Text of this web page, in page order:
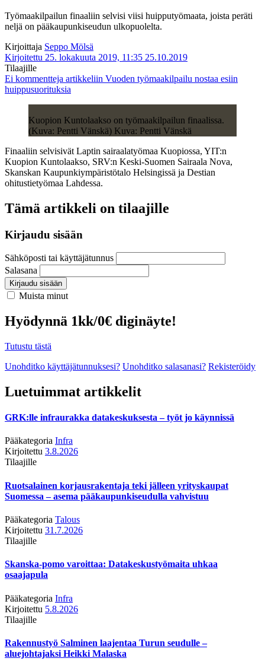
Työmaakilpailun finaaliin selvisi viisi huipputyömaata, joista peräti
neljä on pääkaupunkiseudun ulkopuolelta.
Kirjoittaja Seppo Mölsä
Kirjoitettu 25. lokakuuta 2019, 11:35 25.10.2019
Tilaajille
Ei kommentteja artikkeliin Vuoden työmaakilpailu nostaa esiin
huippusuorituksia
Kuopion Kuntolaakso on työmaakilpailun finaalissa.
(Kuva: Pentti Vänskä) Kuva: Pentti Vänskä
Finaaliin selvisivät Laptin sairaalatyömaa Kuopiossa, YIT:n
Kuopion Kuntolaakso, SRV:n Keski-Suomen Sairaala Nova,
Skanskan Kaupunkiympäristötalo Helsingissä ja Destian
ohitustietyömaa Lahdessa.
Tämä artikkeli on tilaajille
Kirjaudu sisään
Sähköposti tai käyttäjätunnus
Salasana
Kirjaudu sisään
Muista minut
Hyödynnä 1kk/0€ diginäyte!
Tutustu tästä
Unohditko käyttäjätunnuksesi? Unohditko salasanasi? Rekisteröidy
Luetuimmat artikkelit
GRK:lle infraurakka datakeskuksesta – työt jo käynnissä
Pääkategoria Infra
Kirjoitettu 3.8.2026
Tilaajille
Ruotsalainen korjausrakentaja teki jälleen yrityskaupat
Suomessa – asema pääkaupunkiseudulla vahvistuu
Pääkategoria Talous
Kirjoitettu 31.7.2026
Tilaajille
Skanska-pomo varoittaa: Datakeskustyömaita uhkaa
osaajapula
Pääkategoria Infra
Kirjoitettu 5.8.2026
Tilaajille
Rakennustyö Salminen laajentaa Turun seudulle –
aluejohtajaksi Heikki Malaska